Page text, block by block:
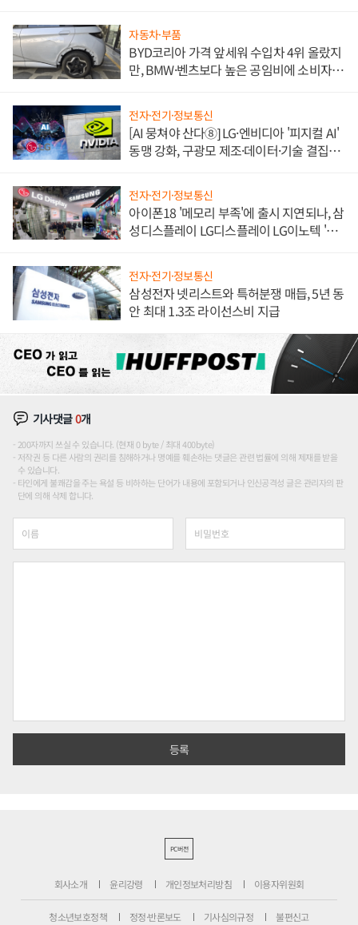
자동차·부품
BYD코리아 가격 앞세워 수입차 4위 올랐지
만, BMW·벤츠보다 높은 공임비에 소비자
전자·전기·정보통신
[AI 뭉쳐야 산다⑧] LG·엔비디아 '피지컬 AI'
동맹 강화, 구광모 제조·데이터·기술 결집
전자·전기·정보통신
아이폰18 '메모리 부족'에 출시 지연되나, 삼
성디스플레이 LG디스플레이 LG이노텍 '탈
전자·전기·정보통신
삼성전자 넷리스트와 특허분쟁 매듭, 5년 동
안 최대 1.3조 라이선스비 지급
기사댓글0개
200자까지 쓰실 수 있습니다. (현재 0 byte / 최대 400byte)
저작권 등 다른 사람의 권리를 침해하거나 명예를 훼손하는 댓글은 관련 법률에 의해 제재를 받을
수 있습니다.
타인에게 불쾌감을 주는 욕설 등 비하하는 단어가 내용에 포함되거나 인신공격성 글은 관리자의 판
단에 의해 삭제 합니다.
PC버전
회사소개 윤리강령 개인정보처리방침 이용자위원회
청소년보호정책 정정·반론보도 기사심의규정 불편신고